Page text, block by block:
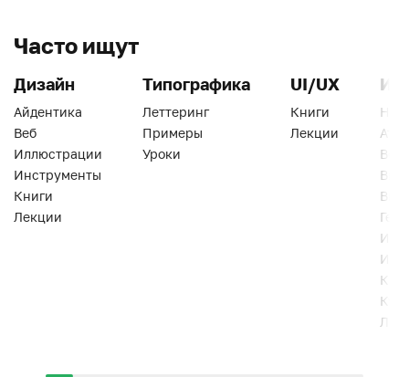
Часто ищут
Дизайн
Айдентика
Веб
Иллюстрации
Инструменты
Книги
Лекции
Типографика
Леттеринг
Примеры
Уроки
UI/UX
Книги
Лекции
Веб